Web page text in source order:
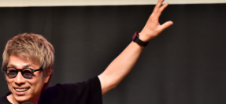
https://www.1242.com/showup
）
日は1対1のコミュニケーションが大切
切な友人と深い話をしたり、普段は話
げてみたりするには良いタイミングで